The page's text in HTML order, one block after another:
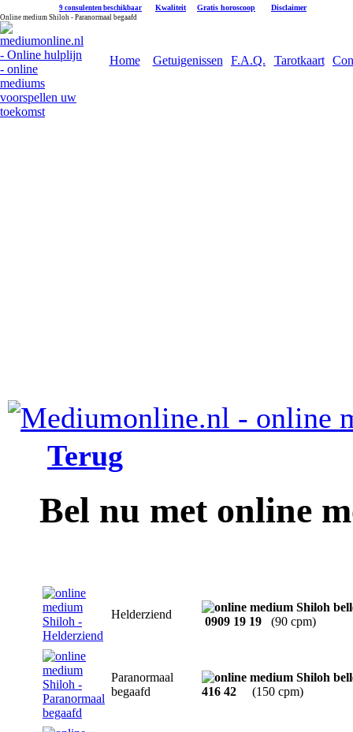
9 consulenten beschikbaar Kwaliteit Gratis horoscoop Disclaimer
Online medium Shiloh - Paranormaal begaafd
Home Getuigenissen F.A.Q. Tarotkaart
Terug
Bel nu met online
Helderziend
0909 19 19 (90 cpm)
Paranormaal
begaafd
416 42 (150 cpm)